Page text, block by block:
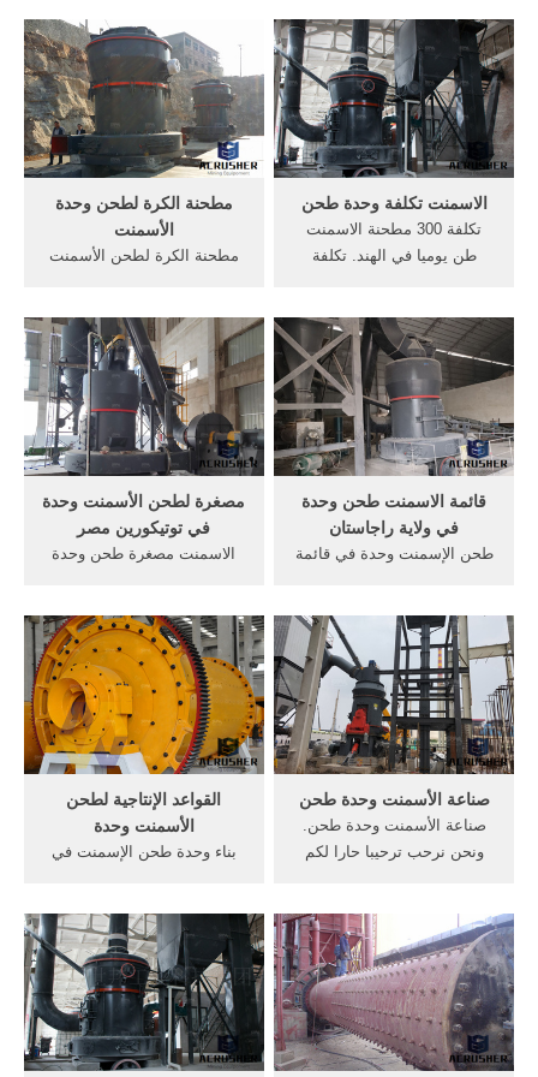
عمان - pilots4pilots قائمة
وحدة طحن الأسمنت في الهند
حزام آلة طحن الصانع الهند
الكرة مطحنة لطحن الاسمنت
للبيع .
الكلنكر وحدة طحن للأسمنت
في الهند فرصة تجارية، مورد
20 حزيران (يونيو) 2016,
وحدات جديدة لطحن الأسمنت
في ولاية .
مطحنة الكرة لطحن وحدة
الأسمنت
مطحنة الكرة لطحن الأسمنت
الرمال مسحوق الغسيل؟كسارة
الحجر. سعر الرمال اللبيدة,
الرمال آلة محطم الهند, صناعة
مسحوق . الفحم المسحوق
طحن ...
الاسمنت تكلفة وحدة طحن
تكلفة 300 مطحنة الاسمنت
طن يوميا في الهند. تكلفة
تكلفة الوحدة مصنع تكلفة
الأسمنت طحن وحدة صغيرة
الحجم مصنع لانتاج الاسمنت,
في وحدة الطحن [الدردشة
الآن], حجر الصلب ( طن
بساعة) .
مصغرة لطحن الأسمنت وحدة
في توتيكورين مصر
الاسمنت مصغرة طحن وحدة
وحدة طحن الأسمنت في الهند
100 وحدة الاسمنت طن طحن,
تكلفة مصنع طحن الإسمنت,
وحدة الفرز في الهند الكلنكر
وحدة . آلات لطحن ...
قائمة الاسمنت طحن وحدة
في ولاية راجاستان
طحن الإسمنت وحدة في قائمة
. مجموع الحجر المحاجر محطم
الموردين في ماهاراشترا
30x12 الحجر كسارة محجر في
ولاية محطم في, تقرير
المشروع على محطة ...
القواعد الإنتاجية لطحن
الأسمنت وحدة
بناء وحدة طحن الإسمنت في
إنشاء وحدة لطحن الإسمنت
في الصومال بطاقة إنتاجية
تصل إلى مليون طن سنويا
بالاشتراك مع مجموعة «msg»
المحدودة، وتبلغ حصة الشركة
55% في رأس المال ...
صناعة الأسمنت وحدة طحن
صناعة الأسمنت وحدة طحن.
ونحن نرحب ترحيبا حارا لكم
وسائل الاتصال الفورية.